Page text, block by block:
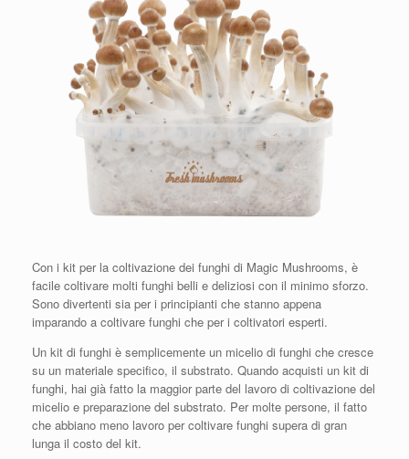
Con i kit per la coltivazione dei funghi di Magic Mushrooms, è
facile coltivare molti funghi belli e deliziosi con il minimo sforzo.
Sono divertenti sia per i principianti che stanno appena
imparando a coltivare funghi che per i coltivatori esperti.
Un kit di funghi è semplicemente un micelio di funghi che cresce
su un materiale specifico, il substrato. Quando acquisti un kit di
funghi, hai già fatto la maggior parte del lavoro di coltivazione del
micelio e preparazione del substrato. Per molte persone, il fatto
che abbiano meno lavoro per coltivare funghi supera di gran
lunga il costo del kit.